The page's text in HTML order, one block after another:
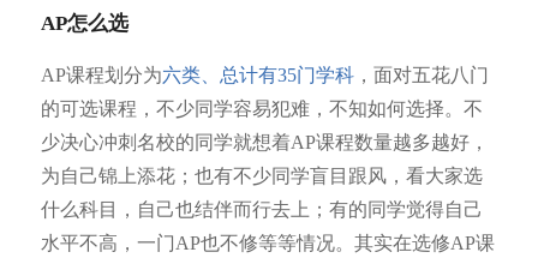
AP怎么选
AP课程划分为六类、总计有35门学科，面对五花八门
的可选课程，不少同学容易犯难，不知如何选择。不
少决心冲刺名校的同学就想着AP课程数量越多越好，
为自己锦上添花；也有不少同学盲目跟风，看大家选
什么科目，自己也结伴而行去上；有的同学觉得自己
水平不高，一门AP也不修等等情况。其实在选修AP课